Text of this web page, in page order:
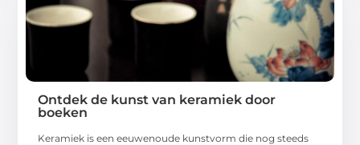
Ontdek de kunst van keramiek door
boeken
Keramiek is een eeuwenoude kunstvorm die nog steeds